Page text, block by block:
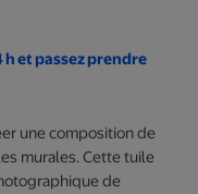
h et passez prendre
une composition de
murales. Cette tuile
de